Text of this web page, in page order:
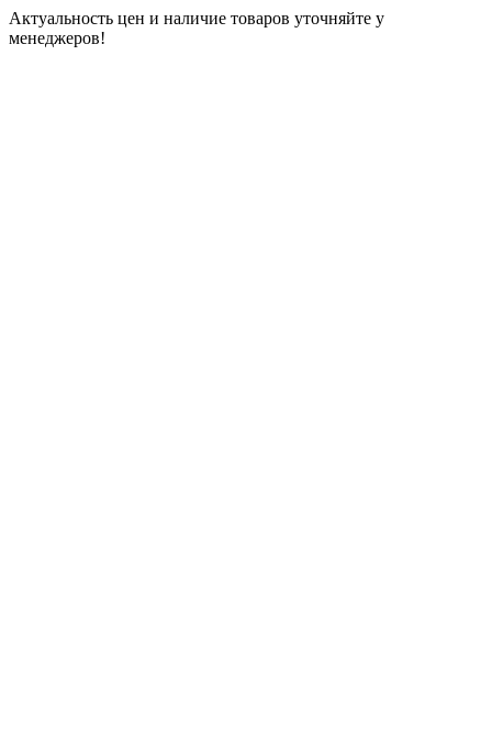
Актуальность цен и наличие товаров уточняйте у
менеджеров!